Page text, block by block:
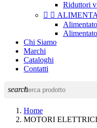
Riduttori
 
Chi Siamo
Marchi
Cataloghi
Contatti
search
Home
MOTORI ELETTRICI